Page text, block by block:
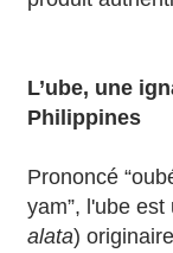
L’ube, une
Philippines
Prononcé
yam”, l'ube
alata)